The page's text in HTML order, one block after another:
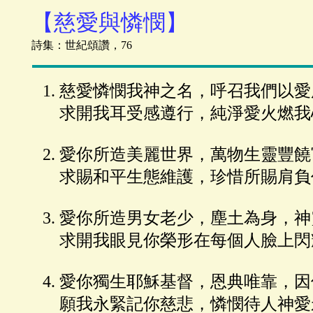
【慈愛與憐憫】
詩集：世紀頌讚，76
慈愛憐憫我神之名，呼召我們以
求開我耳受感遵行，純淨愛火燃
愛你所造美麗世界，萬物生靈豐
求賜和平生態維護，珍惜所賜肩
愛你所造男女老少，塵土為身，
求開我眼見你榮形在每個人臉上
愛你獨生耶穌基督，恩典唯靠，
願我永緊記你慈悲，憐憫待人神